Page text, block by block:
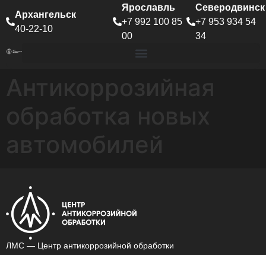
Архангельск
40-22-10
Ярославль
+7 992 100 85
00
Северодвинск
+7 953 934 54
34
Антикоррозийная
обработка новых
автомобилей
ЛМС — Центр антикоррозийной обработки